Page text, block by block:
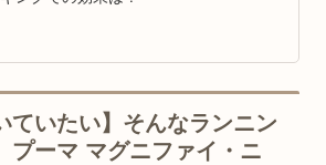
ていたい】そんなランニン
プーマ マグニファイ・ニ